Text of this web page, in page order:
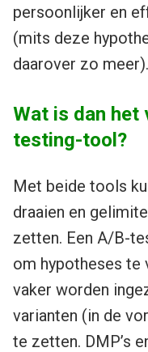
persoonlijker en
(mits deze
daarover zo meer).
Wat is dan het
testing-tool?
Met beide tools
draaien en
zetten. Een A/B-
om hypotheses te
vaker worden
varianten (in de
te zetten. DMP’s